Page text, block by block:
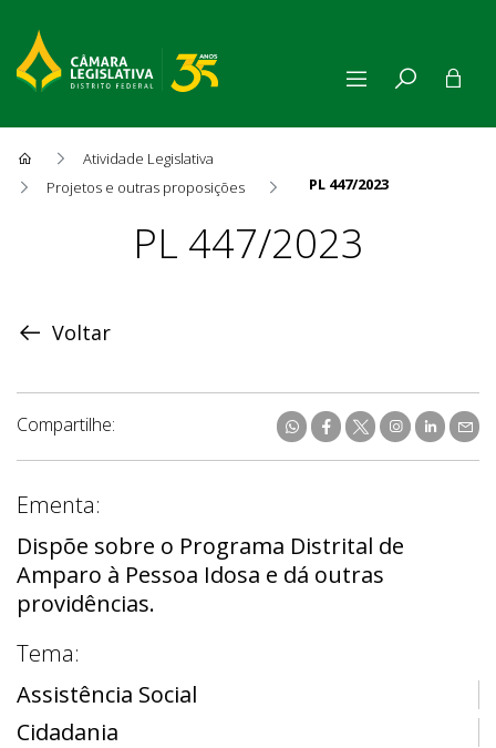
Atividade Legislativa
Projetos e outras proposições
PL 447/2023
ProposiçãoPL 447/2023
Voltar
Compartilhe:
Ementa:
Dispõe sobre o Programa Distrital de
Amparo à Pessoa Idosa e dá outras
providências.
Tema:
Assistência Social
Cidadania